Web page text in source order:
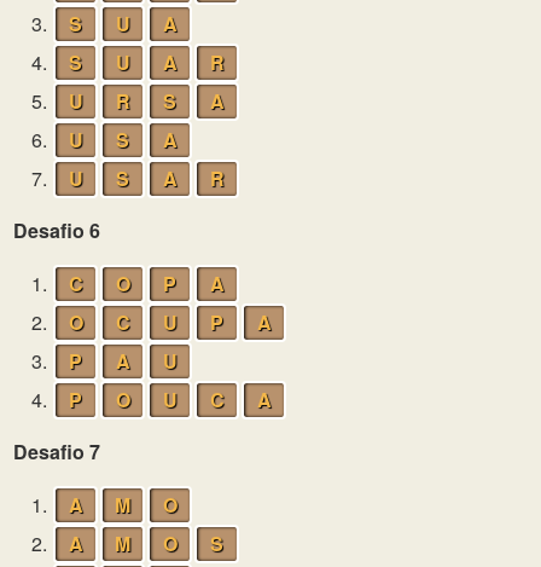
3.
S U
A
4.
S U A
R
5.
U R S
A
6.
U S
A
7.
U S A
R
Desafio 6
1.
C O P
A
2.
O C U P
A
3.
P A
U
4.
P O U C
A
Desafio 7
1.
A M
O
2.
A M O
S